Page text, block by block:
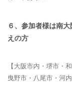
６、参加者様は南
えの方
【大阪市内・堺市・
曳野市・八尾市・河